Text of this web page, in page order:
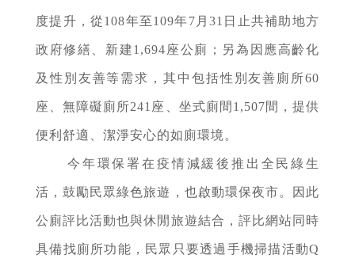
度提升，從108年至109年7月31日止共補助地方
政府修繕、新建1,694座公廁；另為因應高齡化
及性別友善等需求，其中包括性別友善廁所60
座、無障礙廁所241座、坐式廁間1,507間，提供
便利舒適、潔淨安心的如廁環境。
今年環保署在疫情減緩後推出全民綠生
活，鼓勵民眾綠色旅遊，也啟動環保夜市。因此
公廁評比活動也與休閒旅遊結合，評比網站同時
具備找廁所功能，民眾只要透過手機掃描活動Q